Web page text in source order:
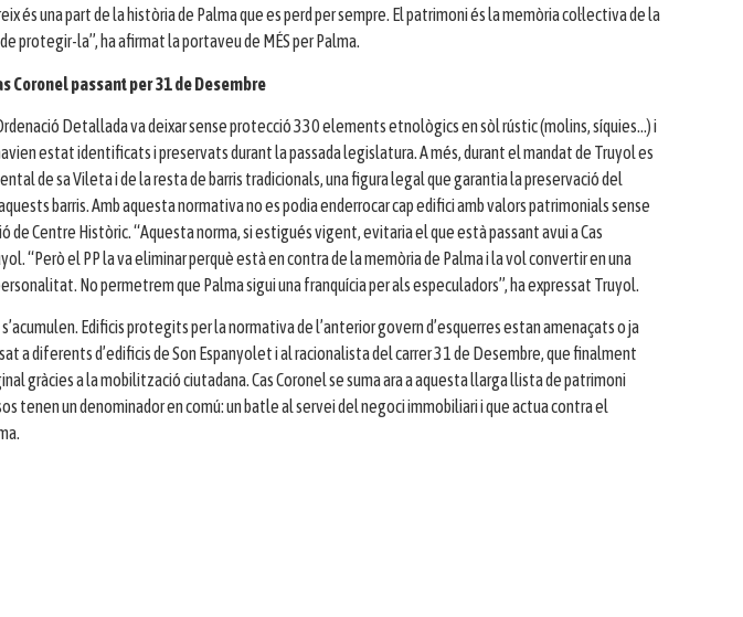
és una part de la història de Palma que es perd per sempre. El patrimoni és la memòria col·lectiva de la
protegir-la”, ha afirmat la portaveu de MÉS per Palma.
Coronel passant per 31 de Desembre
Detallada va deixar sense protecció 330 elements etnològics en sòl rústic (molins, síquies…) i
estat identificats i preservats durant la passada legislatura. A més, durant el mandat de Truyol es
de sa Vileta i de la resta de barris tradicionals, una figura legal que garantia la preservació del
barris. Amb aquesta normativa no es podia enderrocar cap edifici amb valors patrimonials sense
de Centre Històric. “Aquesta norma, si estigués vigent, evitaria el que està passant avui a Cas
“Però el PP la va eliminar perquè està en contra de la memòria de Palma i la vol convertir en una
No permetrem que Palma sigui una franquícia per als especuladors”, ha expressat Truyol.
Edificis protegits per la normativa de l’anterior govern d’esquerres estan amenaçats o ja
a diferents d’edificis de Son Espanyolet i al racionalista del carrer 31 de Desembre, que finalment
gràcies a la mobilització ciutadana. Cas Coronel se suma ara a aquesta llarga llista de patrimoni
tenen un denominador en comú: un batle al servei del negoci immobiliari i que actua contra el